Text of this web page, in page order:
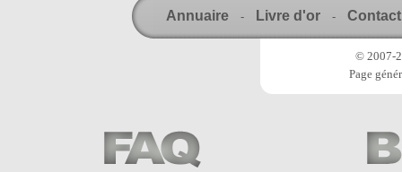
Annuaire - Livre d'or - Contact
© 2007-
Page